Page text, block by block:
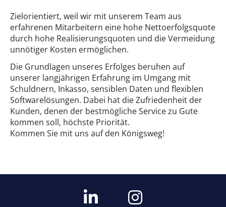
Zielorientiert, weil wir mit unserem Team aus
erfahrenen Mitarbeitern eine hohe Nettoerfolgsquote
durch hohe Realisierungsquoten und die Vermeidung
unnötiger Kosten ermöglichen.
Die Grundlagen unseres Erfolges beruhen auf
unserer langjährigen Erfahrung im Umgang mit
Schuldnern, Inkasso, sensiblen Daten und flexiblen
Softwarelösungen. Dabei hat die Zufriedenheit der
Kunden, denen der bestmögliche Service zu Gute
kommen soll, höchste Priorität.
Kommen Sie mit uns auf den Königsweg!